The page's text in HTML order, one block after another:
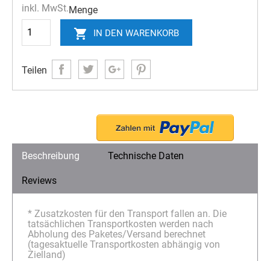
inkl. MwSt.Menge
 IN DEN WARENKORB
Teilen
Beschreibung Technische Daten
Reviews
* Zusatzkosten für den Transport fallen an. Die
tatsächlichen Transportkosten werden nach
Abholung des Paketes/Versand berechnet
(tagesaktuelle Transportkosten abhängig von
Zielland)